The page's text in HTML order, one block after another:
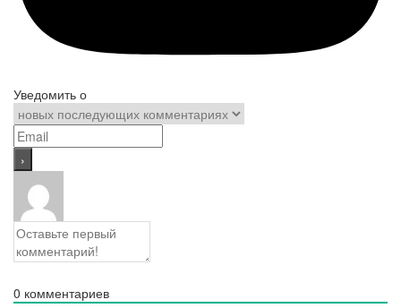
Уведомить о
0 комментариев